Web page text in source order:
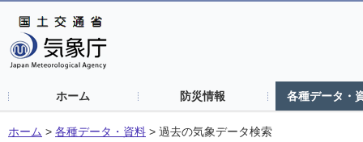
ホーム 防災情報 各種データ・
ホーム > 各種データ・資料 > 過去の気象データ検索